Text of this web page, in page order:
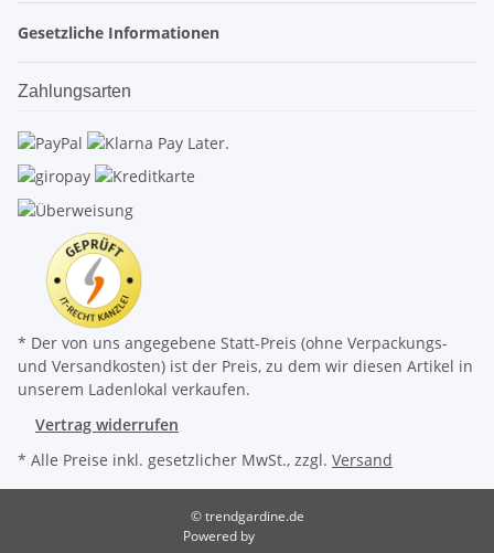
Gesetzliche Informationen
Zahlungsarten
* Der von uns angegebene Statt-Preis (ohne Verpackungs-
und Versandkosten) ist der Preis, zu dem wir diesen Artikel in
unserem Ladenlokal verkaufen.
Vertrag widerrufen
* Alle Preise inkl. gesetzlicher MwSt., zzgl. Versand
© trendgardine.de
Powered by